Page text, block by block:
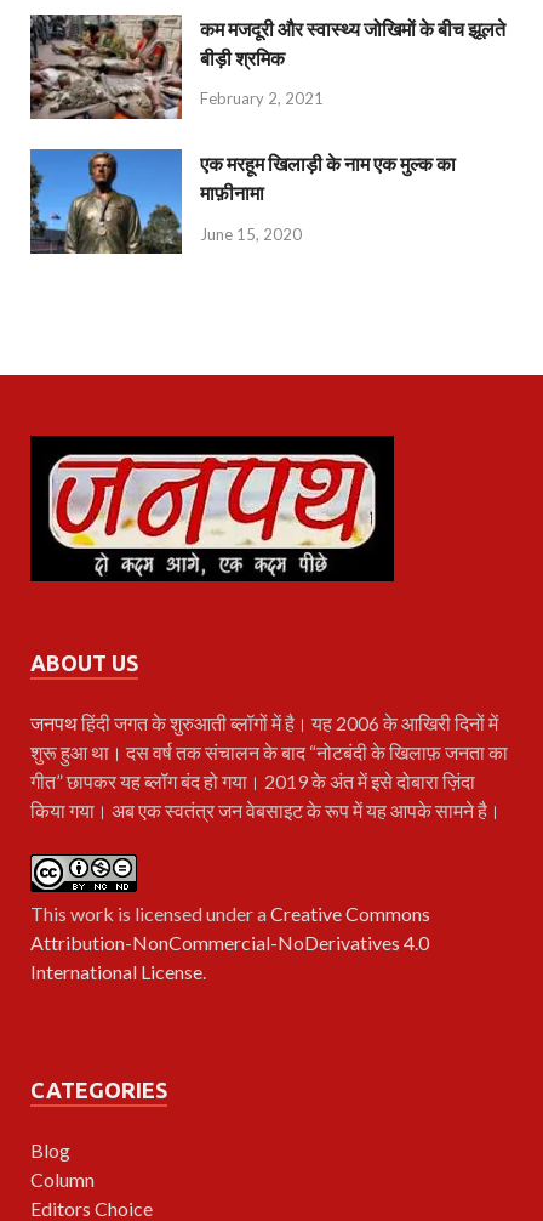
कम मजदूरी और स्वास्थ्य जोखिमों के बीच झूलते
बीड़ी श्रमिक
February 2, 2021
एक मरहूम खिलाड़ी के नाम एक मुल्क का
माफ़ीनामा
June 15, 2020
ABOUT US
जनपथहिंदी जगत के शुरुआती ब्लॉगों में है। यह 2006 के आखिरी दिनों में
शुरू हुआ था। दस वर्ष तक संचालन के बाद “नोटबंदी के खिलाफ़ जनता का
गीत” छापकर यह ब्लॉग बंद हो गया। 2019 के अंत में इसे दोबारा ज़िंदा
किया गया। अब एक स्वतंत्र जन वेबसाइट के रूप में यह आपके सामने है।
This work is licensed under aCreative Commons
Attribution-NonCommercial-NoDerivatives 4.0
International License.
CATEGORIES
Blog
Column
Editors Choice